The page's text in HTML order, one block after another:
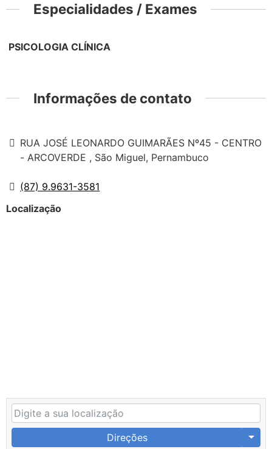
Especialidades / Exames
PSICOLOGIA CLÍNICA
Informações de contato
RUA JOSÉ LEONARDO GUIMARÃES Nº45 - CENTRO
- ARCOVERDE , São Miguel, Pernambuco
(87) 9.9631-3581
Localização
Direções